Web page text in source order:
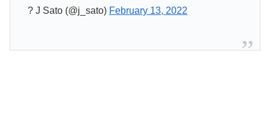
? J Sato (@j_sato) February 13, 2022